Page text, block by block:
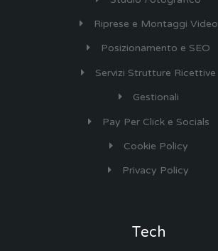
Riprese e Montaggi Video
Posizionamento e SEO
Servizi Strutture Ricettive
Gestionali
Pay Per Click e Socials
Cookie Policy
Privacy Policy
Tech